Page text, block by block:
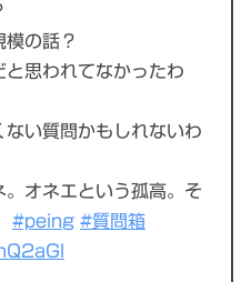
模の話？
と思われてなかったわ
い質問かもしれないわ
オネエという孤高。そ
#peing #質問箱